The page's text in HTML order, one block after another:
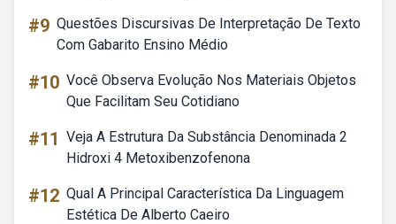
#9 Questões Discursivas De Interpretação De Texto
Com Gabarito Ensino Médio
#10 Você Observa Evolução Nos Materiais Objetos
Que Facilitam Seu Cotidiano
#11 Veja A Estrutura Da Substância Denominada 2
Hidroxi 4 Metoxibenzofenona
#12 Qual A Principal Característica Da Linguagem
Estética De Alberto Caeiro